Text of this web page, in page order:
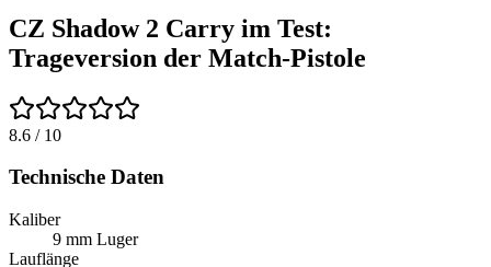
CZ Shadow 2 Carry im Test:
Trageversion der Match-Pistole
8.6 / 10
Technische Daten
Kaliber
9 mm Luger
Lauflänge